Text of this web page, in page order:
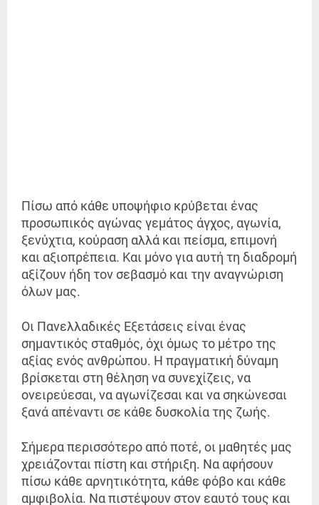
Πίσω από κάθε υποψήφιο κρύβεται ένας
προσωπικός αγώνας γεμάτος άγχος, αγωνία,
ξενύχτια, κούραση αλλά και πείσμα, επιμονή
και αξιοπρέπεια. Και μόνο για αυτή τη διαδρομή
αξίζουν ήδη τον σεβασμό και την αναγνώριση
όλων μας.
Οι Πανελλαδικές Εξετάσεις είναι ένας
σημαντικός σταθμός, όχι όμως το μέτρο της
αξίας ενός ανθρώπου. Η πραγματική δύναμη
βρίσκεται στη θέληση να συνεχίζεις, να
ονειρεύεσαι, να αγωνίζεσαι και να σηκώνεσαι
ξανά απέναντι σε κάθε δυσκολία της ζωής.
Σήμερα περισσότερο από ποτέ, οι μαθητές μας
χρειάζονται πίστη και στήριξη. Να αφήσουν
πίσω κάθε αρνητικότητα, κάθε φόβο και κάθε
αμφιβολία. Να πιστέψουν στον εαυτό τους και